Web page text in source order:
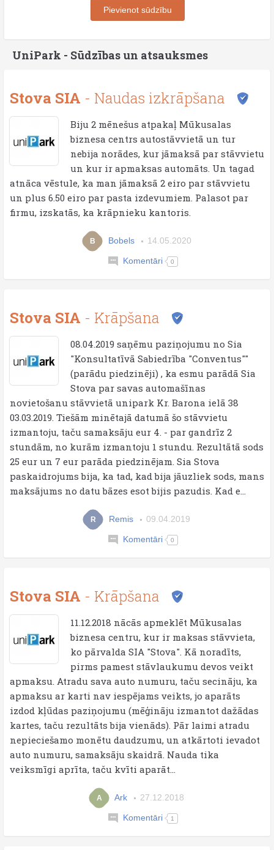
Pievienot sūdzību
UniPark - Sūdzības un atsauksmes
Stova SIA - Naudas izkrāpšana
Biju 2 mēnešus atpakaļ Mūkusalas
biznesa centrs autostāvvietā un tur
nebija norādes, kur jāmaksā par stāvvietu
un kur ir apmaksas automāts. Un tagad
atnāca vēstule, ka man jāmaksā 2 eiro par stāvvietu
un plus 6.50 eiro par pasta izdevumiem. Palasot par
firmu, izskatās, ka krāpnieku kantoris.
B Bobels 14.05.2020
Komentāri 0
Stova SIA - Krāpšana
08.04.2019 saņēmu paziņojumu no Sia
"Konsultatīvā Sabiedrība "Conventus""
(parādu piedzinēji) , ka esmu parādā Sia
Stova par savas automašīnas
novietošanu stāvvietā unipark Kr. Barona ielā 38
03.03.2019. Tiešām minētajā datumā šo stāvvietu
izmantoju, taču samaksāju eur 4. - par gandrīz 2
stundām, no kurām izmantoju 1 stundu. Rezultātā sods
25 eur un 7 eur parāda piedzinējam. Sia Stova
paskaidrojums bija, ka tad, kad bija jāuzliek sods, mans
maksājums no datu bāzes esot bijis pazudis. Kad e...
R Remis 09.04.2019
Komentāri 0
Stova SIA - Krāpšana
11.12.2018 nācās apmeklēt Mūkusalas
biznesa centru, kur ir maksas stāvvieta,
ko pārvalda SIA "Stova". Kā noradīts,
pirms pamest stāvlaukumu devos veikt
apmaksu. Atradu sava auto numuru, taču secināju, ka
apmaksu ar karti nav iespējams veikts, jo aparāts
izdod kļūdas paziņojumu (mēģināju izmantot dažādas
kartes, taču rezultāts bija vienāds). Pār laimi atradu
nepieciešamo monētu daudzumu, un atkārtoti ievadot
auto numuru, samaksāju skaidrā. Nauda tika
veiksmīgi aprīta, taču kvīti aparāt...
A Ark 27.12.2018
Komentāri 1